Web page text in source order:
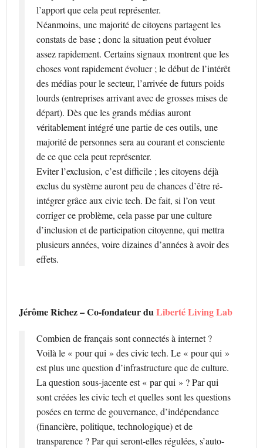
l’apport que cela peut représenter.
Néanmoins, une majorité de citoyens partagent les
constats de base ; donc la situation peut évoluer
assez rapidement. Certains signaux montrent que les
choses vont rapidement évoluer ; le début de l’intérêt
des médias pour le secteur, l’arrivée de futurs poids
lourds (entreprises arrivant avec de grosses mises de
départ). Dès que les grands médias auront
véritablement intégré une partie de ces outils, une
majorité de personnes sera au courant et consciente
de ce que cela peut représenter.
Eviter l’exclusion, c’est difficile ; les citoyens déjà
exclus du système auront peu de chances d’être ré-
intégrer grâce aux civic tech. De fait, si l’on veut
corriger ce problème, cela passe par une culture
d’inclusion et de participation citoyenne, qui mettra
plusieurs années, voire dizaines d’années à avoir des
effets.
Jérôme Richez – Co-fondateur duLiberté Living Lab
Combien de français sont connectés à internet ?
Voilà le « pour qui » des civic tech. Le « pour qui »
est plus une question d’infrastructure que de culture.
La question sous-jacente est « par qui » ? Par qui
sont créées les civic tech et quelles sont les questions
posées en terme de gouvernance, d’indépendance
(financière, politique, technologique) et de
transparence ? Par qui seront-elles régulées, s’auto-